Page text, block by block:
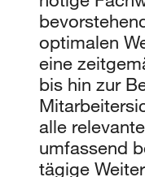
optimalen
eine
bis hin zur
alle
umfassend
tägige